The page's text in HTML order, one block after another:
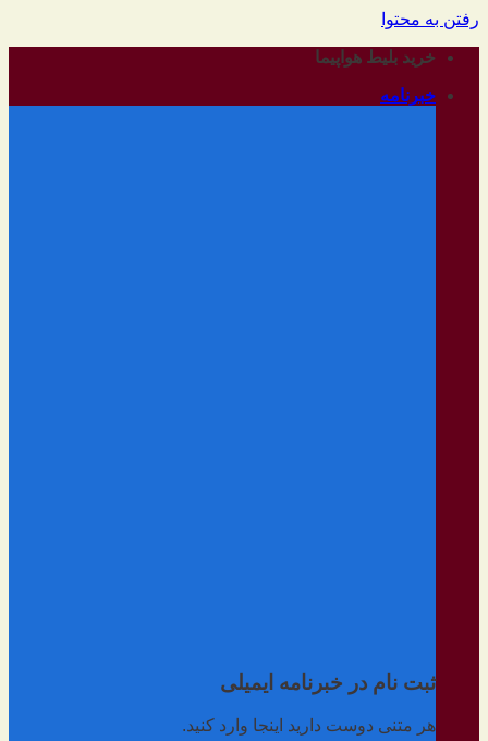
رفتن به محتوا
خرید بلیط هواپیما
خبرنامه
ثبت نام در خبرنامه ایمیلی
هر متنی دوست دارید اینجا وارد کنید.